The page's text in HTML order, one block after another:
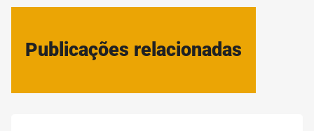
Publicações relacionadas